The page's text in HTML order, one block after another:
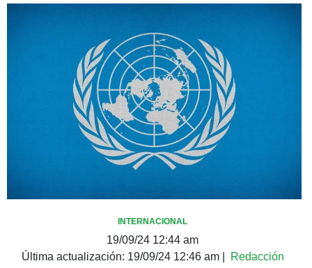
INTERNACIONAL
19/09/24 12:44 am
Última actualización: 19/09/24 12:46 am| Redacción